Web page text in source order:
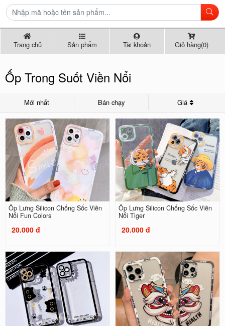
Trang chủ Sản phẩm Tài khoản Giỏ hàng(0)
Ốp Trong Suốt Viền Nổi
Mới nhất Bán chạy Giá
Ốp Lưng Silicon Chống Sốc Viền
Nổi Fun Colors
20.000 đ
Ốp Lưng Silicon Chống Sốc Viền
Nổi Tiger
20.000 đ